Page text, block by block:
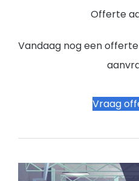
Offerte
Vandaag nog een
Vraag